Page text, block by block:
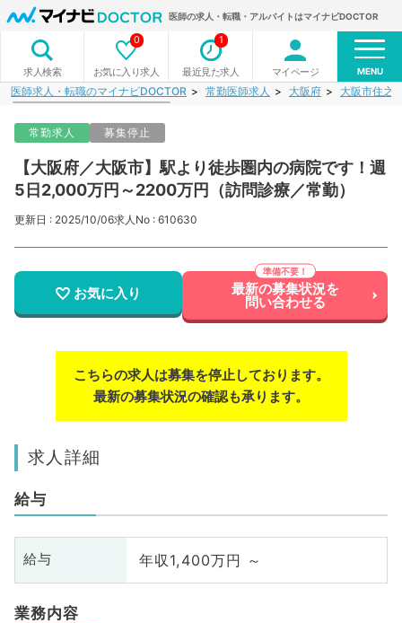
医師の求人・転職・アルバイトはマイナビDOCTOR
求人検索 お気に入り求人
0
最近見た求人
1
マイページ MENU
医師求人・転職のマイナビDOCTOR 常勤医師求人 大阪府 大阪市住之
常勤求人 募集停止
【大阪府／大阪市】駅より徒歩圏内の病院です！週
5日2,000万円～2200万円（訪問診療／常勤）
更新日 : 2025/10/06求人No : 610630
お気に入り 最新の募集状況を
問い合わせる
こちらの求人は募集を停止しております。
最新の募集状況の確認も承ります。
求人詳細
給与
給与 年収1,400万円 ～
業務内容